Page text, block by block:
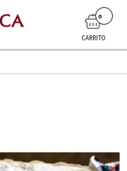
CARRITO
0